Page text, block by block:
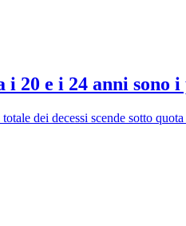
20 e i 24 anni
dei decessi scende sotto